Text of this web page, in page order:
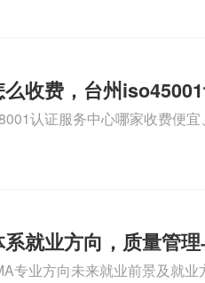
收费，台州
认证服务中心哪家收费便
台州CE认证,台州机械机电CE
就业方向，质量管
专业方向未来就业前景及就业